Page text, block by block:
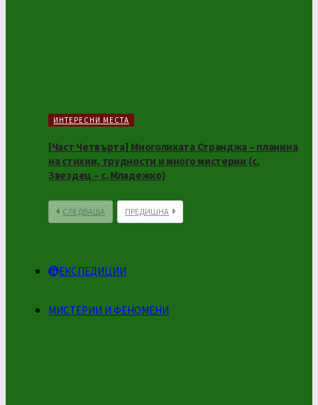
ИНТЕРЕСНИ МЕСТА
[Част Четвърта] Многоликата Странджа – планина
на стихии, трудности и много мистерии (с.
Звездец – с. Младежко)
СЛЕДВАЩА ПРЕДИШНА
ЕКСПЕДИЦИИ
МИСТЕРИИ И ФЕНОМЕНИ